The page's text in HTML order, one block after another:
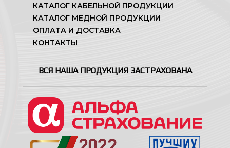
КАТАЛОГ КАБЕЛЬНОЙ ПРОДУКЦИИ
КАТАЛОГ МЕДНОЙ ПРОДУКЦИИ
ОПЛАТА И ДОСТАВКА
КОНТАКТЫ
ВСЯ НАША ПРОДУКЦИЯ ЗАСТРАХОВАНА